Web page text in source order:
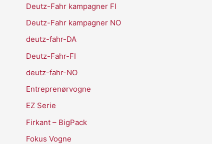
Deutz-Fahr kampagner FI
Deutz-Fahr kampagner NO
deutz-fahr-DA
Deutz-Fahr-FI
deutz-fahr-NO
Entreprenørvogne
EZ Serie
Firkant – BigPack
Fokus Vogne